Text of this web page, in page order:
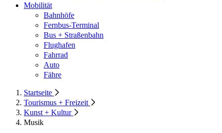
Mobilität
Bahnhöfe
Fernbus-Terminal
Bus + Straßenbahn
Flughafen
Fahrrad
Auto
Fähre
Startseite
Tourismus + Freizeit
Kunst + Kultur
Musik